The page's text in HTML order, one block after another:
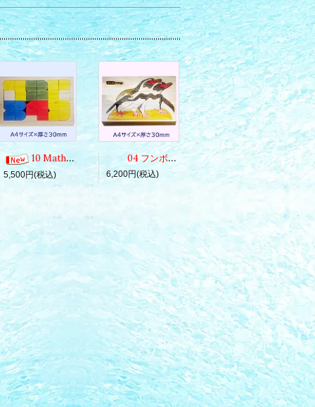
10 Mathmateca 1 to 5
5,500円(税込)
04 フンボルトペンギン～あれ何ぁに？
6,200円(税込)